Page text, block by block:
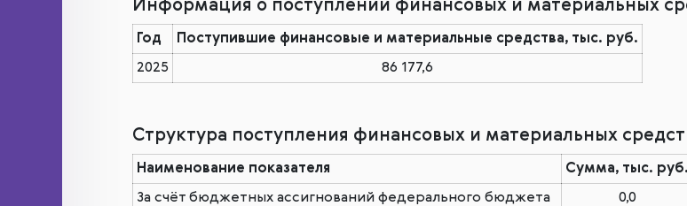
Информация о поступлении финансовых и материальных
Год Поступившие финансовые и материальные средства, тыс. руб.
2025 86 177,6
Структура поступления финансовых и материальных
Наименование показателя Сумма, тыс. руб.
За счёт бюджетных ассигнований федерального бюджета 0,0